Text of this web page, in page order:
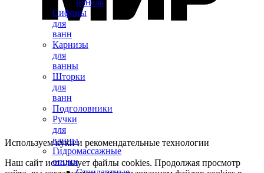
панель
Сифоны
для
ванн
Карнизы
для
ванны
Шторки
для
ванн
Подголовники
Ручки
для
ванны
Гидромассажные
опции
Используем куки и рекомендательные технологии
Наш сайт использует файлы cookies. Продолжая просмотр